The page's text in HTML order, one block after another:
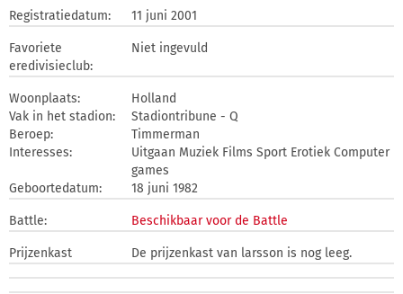
Registratiedatum: 11 juni 2001
Favoriete
eredivisieclub:
Niet ingevuld
Woonplaats:
Holland
Vak in het stadion:
Stadiontribune - Q
Beroep:
Timmerman
Interesses:
Uitgaan Muziek Films Sport Erotiek Computer
games
Geboortedatum:
18 juni 1982
Battle: Beschikbaar voor de Battle
Prijzenkast De prijzenkast van larsson is nog leeg.